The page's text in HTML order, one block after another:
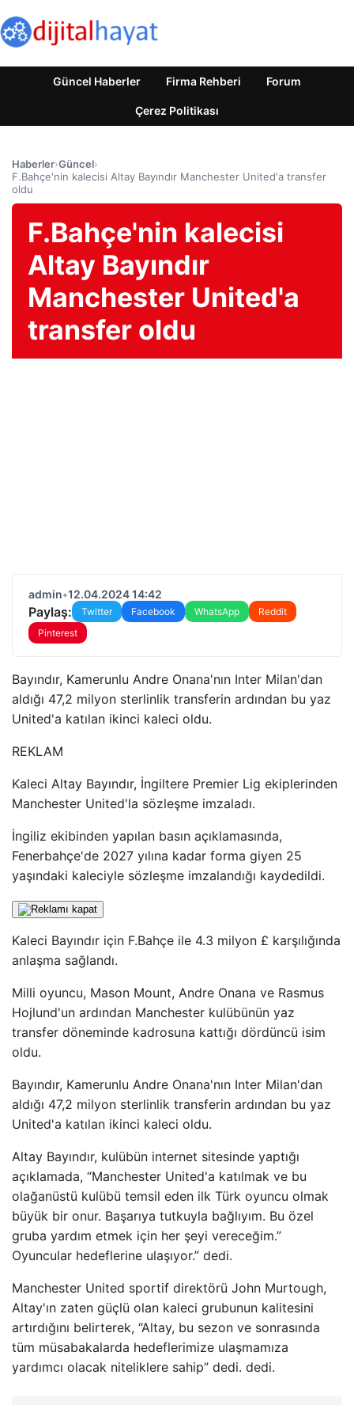
Güncel Haberler Firma Rehberi Forum
Çerez Politikası
Haberler›Güncel›
F.Bahçe'nin kalecisi Altay Bayındır Manchester United'a transfer
oldu
F.Bahçe'nin kalecisi
Altay Bayındır
Manchester United'a
transfer oldu
admin•12.04.2024 14:42
Paylaş: Twitter Facebook WhatsApp
Reddit
Pinterest
Bayındır, Kamerunlu Andre Onana'nın Inter Milan'dan
aldığı 47,2 milyon sterlinlik transferin ardından bu yaz
United'a katılan ikinci kaleci oldu.
REKLAM
Kaleci Altay Bayındır, İngiltere Premier Lig ekiplerinden
Manchester United'la sözleşme imzaladı.
İngiliz ekibinden yapılan basın açıklamasında,
Fenerbahçe'de 2027 yılına kadar forma giyen 25
yaşındaki kaleciyle sözleşme imzalandığı kaydedildi.
Kaleci Bayındır için F.Bahçe ile 4.3 milyon £ karşılığında
anlaşma sağlandı.
Milli oyuncu, Mason Mount, Andre Onana ve Rasmus
Hojlund'un ardından Manchester kulübünün yaz
transfer döneminde kadrosuna kattığı dördüncü isim
oldu.
Bayındır, Kamerunlu Andre Onana'nın Inter Milan'dan
aldığı 47,2 milyon sterlinlik transferin ardından bu yaz
United'a katılan ikinci kaleci oldu.
Altay Bayındır, kulübün internet sitesinde yaptığı
açıklamada, “Manchester United'a katılmak ve bu
olağanüstü kulübü temsil eden ilk Türk oyuncu olmak
büyük bir onur. Başarıya tutkuyla bağlıyım. Bu özel
gruba yardım etmek için her şeyi vereceğim.”
Oyuncular hedeflerine ulaşıyor.” dedi.
Manchester United sportif direktörü John Murtough,
Altay'ın zaten güçlü olan kaleci grubunun kalitesini
artırdığını belirterek, “Altay, bu sezon ve sonrasında
tüm müsabakalarda hedeflerimize ulaşmamıza
yardımcı olacak niteliklere sahip” dedi. dedi.